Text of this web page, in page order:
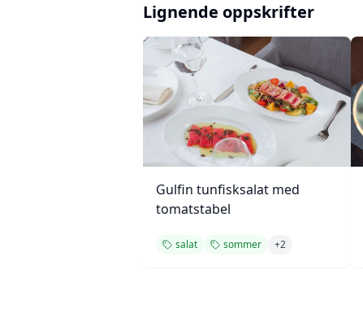
Lignende oppskrifter
Gulfin tunfisksalat med
tomatstabel
salat sommer +2